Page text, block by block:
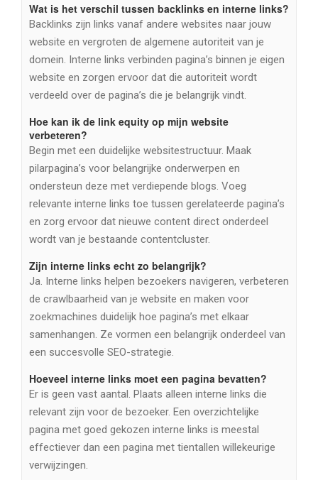
Wat is het verschil tussen backlinks en interne links?
Backlinks zijn links vanaf andere websites naar jouw
website en vergroten de algemene autoriteit van je
domein. Interne links verbinden pagina’s binnen je eigen
website en zorgen ervoor dat die autoriteit wordt
verdeeld over de pagina’s die je belangrijk vindt.
Hoe kan ik de link equity op mijn website
verbeteren?
Begin met een duidelijke websitestructuur. Maak
pilarpagina’s voor belangrijke onderwerpen en
ondersteun deze met verdiepende blogs. Voeg
relevante interne links toe tussen gerelateerde pagina’s
en zorg ervoor dat nieuwe content direct onderdeel
wordt van je bestaande contentcluster.
Zijn interne links echt zo belangrijk?
Ja. Interne links helpen bezoekers navigeren, verbeteren
de crawlbaarheid van je website en maken voor
zoekmachines duidelijk hoe pagina’s met elkaar
samenhangen. Ze vormen een belangrijk onderdeel van
een succesvolle SEO-strategie.
Hoeveel interne links moet een pagina bevatten?
Er is geen vast aantal. Plaats alleen interne links die
relevant zijn voor de bezoeker. Een overzichtelijke
pagina met goed gekozen interne links is meestal
effectiever dan een pagina met tientallen willekeurige
verwijzingen.